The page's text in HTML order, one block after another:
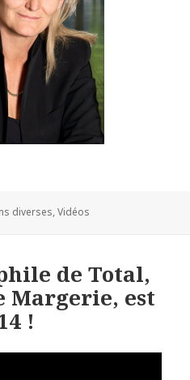
diverses,Vidéos
de Total,
Margerie, est
!